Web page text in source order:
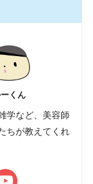
くん
学など、美容師
ちが教えてくれ